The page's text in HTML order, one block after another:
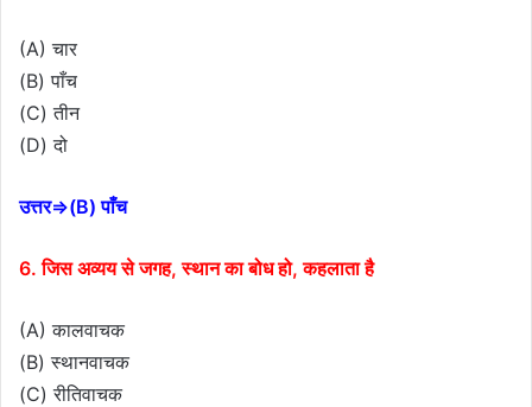
(A) चार
(B) पाँच
(C) तीन
(D) दो
उत्तर⇒(B) पाँच
6. जिस अव्यय से जगह, स्थान का बोध हो, कहलाता है
(A) कालवाचक
(B) स्थानवाचक
(C) रीतिवाचक